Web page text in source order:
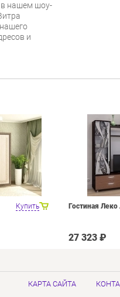
нашем шоу-
и
Купить Гостиная Леко
27 323 ₽
КАРТА САЙТА